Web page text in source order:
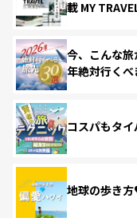
載 MY
今、こんな
年絶対行く
コスパもタ
地球の歩き